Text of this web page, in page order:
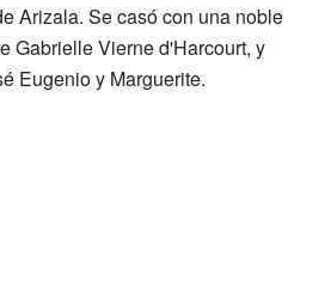
Arizala. Se casó con una noble
Gabrielle Vierne d'Harcourt, y
Eugenio y Marguerite.